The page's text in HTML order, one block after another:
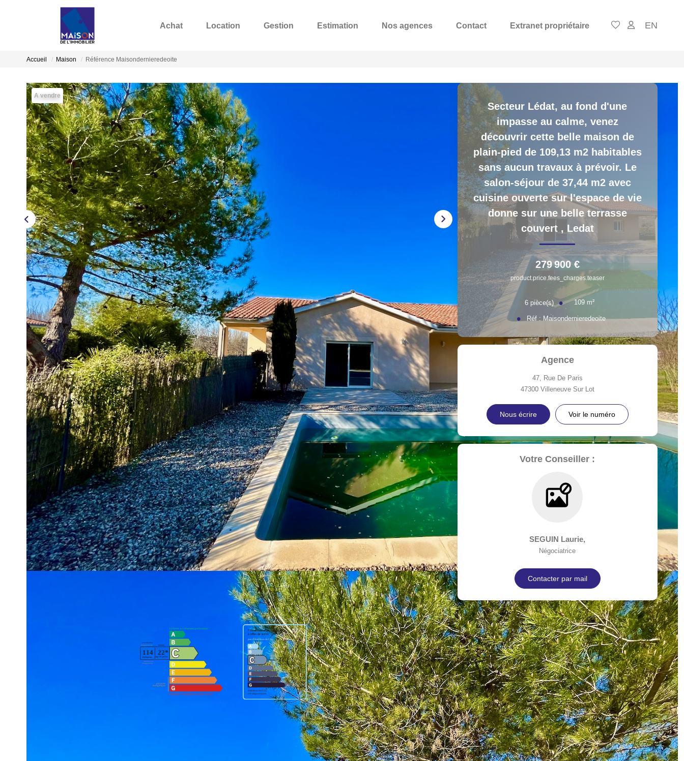
Achat Location Gestion Estimation Nos agences Contact Extranet propriétaire EN
Accueil Maison Référence Maisondernieredeoite
A vendre
Description
Réf : Maisondernieredeoite
Secteur Lédat, au fond d'une impasse au calme, venez découvrir cette belle maison de plain-pied de 109,13 m2 habitables
sans aucun travaux à prévoir. Le salon-séjour de 37,44 m2 avec cuisine ouverte sur l'espace de vie donne sur une belle
terrasse couverte de 18 m2. Empruntez ensuite le couloir pour découvrir une salle d'eau et quatre chambres. Le jardin
d'environ 1376 m2 comprend une piscine de 10 mètres par 5, sans vis-à-vis. Un garage fermé complète le parking extérieur
situé à l'avant de la maison.
La quiétude du lotissement et les prestations de cette maison récente en font un bien idéal pour ceux qui souhaitent profiter du
calme de la campagne, avec toutes les commodités à proximité.
Double vitrage PVC, chauffage au gaz, assainissement individuel.
Droit indivis sur le chemin d'accès (1/7 indivis, partagé entre 7 indivisaires, sans copropriété)
Les risques auxquels est exposé le bien sont disponibles à l'adresse suivante : https://www.georisques.gouv.fr/
Montant estimé des dépenses annuelles d'énergie pour un usage standard entre 1000€ et 1390€. Pour la date de référence
Partager
Secteur Lédat, au fond d'une
impasse au calme, venez
découvrir cette belle maison de
plain-pied de 109,13 m2 habitables
sans aucun travaux à prévoir. Le
salon-séjour de 37,44 m2 avec
cuisine ouverte sur l'espace de vie
donne sur une belle terrasse
couvert , Ledat
279 900 €
product.price.fees_charges.teaser
6 pièce(s) 109 m²
Réf : Maisondernieredeoite
Agence
47, Rue De Paris
47300 Villeneuve Sur Lot
Nous écrire Voir le numéro
Votre Conseiller :
SEGUIN Laurie,
Négociatrice
Contacter par mail